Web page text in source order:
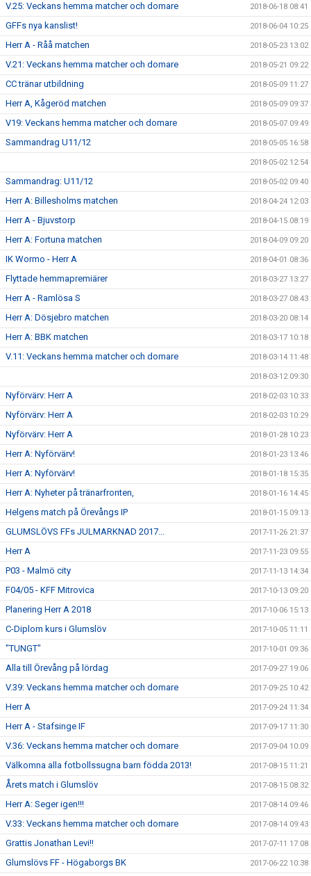
V.25: Veckans hemma matcher och domare 2018-06-18 08:41
GFFs nya kanslist! 2018-06-04 10:25
Herr A - Råå matchen 2018-05-23 13:02
V.21: Veckans hemma matcher och domare 2018-05-21 09:22
CC tränar utbildning 2018-05-09 11:27
Herr A, Kågeröd matchen 2018-05-09 09:37
V19: Veckans hemma matcher och domare 2018-05-07 09:49
Sammandrag U11/12 2018-05-05 16:58
2018-05-02 12:54
Sammandrag: U11/12 2018-05-02 09:40
Herr A: Billesholms matchen 2018-04-24 12:03
Herr A - Bjuvstorp 2018-04-15 08:19
Herr A: Fortuna matchen 2018-04-09 09:20
IK Wormo - Herr A 2018-04-01 08:36
Flyttade hemmapremiärer 2018-03-27 13:27
Herr A - Ramlösa S 2018-03-27 08:43
Herr A: Dösjebro matchen 2018-03-20 08:14
Herr A: BBK matchen 2018-03-17 10:18
V.11: Veckans hemma matcher och domare 2018-03-14 11:48
2018-03-12 09:30
Nyförvärv: Herr A 2018-02-03 10:33
Nyförvärv: Herr A 2018-02-03 10:29
Nyförvärv: Herr A 2018-01-28 10:23
Herr A: Nyförvärv! 2018-01-23 13:46
Herr A: Nyförvärv! 2018-01-18 15:35
Herr A: Nyheter på tränarfronten, 2018-01-16 14:45
Helgens match på Örevångs IP 2018-01-15 09:13
GLUMSLÖVS FFs JULMARKNAD 2017... 2017-11-26 21:37
Herr A 2017-11-23 09:55
P03 - Malmö city 2017-11-13 14:34
F04/05 - KFF Mitrovica 2017-10-13 09:20
Planering Herr A 2018 2017-10-06 15:13
C-Diplom kurs i Glumslöv 2017-10-05 11:11
"TUNGT" 2017-10-01 09:36
Alla till Örevång på lördag 2017-09-27 19:06
V.39: Veckans hemma matcher och domare 2017-09-25 10:42
Herr A 2017-09-24 11:34
Herr A - Stafsinge IF 2017-09-17 11:30
V.36: Veckans hemma matcher och domare 2017-09-04 10:09
Välkomna alla fotbollssugna barn födda 2013! 2017-08-15 11:21
Årets match i Glumslöv 2017-08-15 08:32
Herr A: Seger igen!!! 2017-08-14 09:46
V.33: Veckans hemma matcher och domare 2017-08-14 09:43
Grattis Jonathan Levi!! 2017-07-11 17:08
Glumslövs FF - Högaborgs BK 2017-06-22 10:38